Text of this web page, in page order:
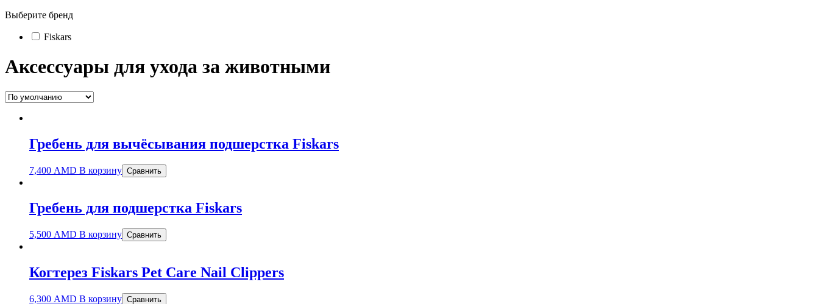
Выберите бренд
Fiskars
Аксессуары для ухода за животными
Гребень для вычёсывания подшерстка Fiskars
7,400 AMD В корзину Сравнить
Гребень для подшерстка Fiskars
5,500 AMD В корзину Сравнить
Когтерез Fiskars Pet Care Nail Clippers
6,300 AMD В корзину Сравнить